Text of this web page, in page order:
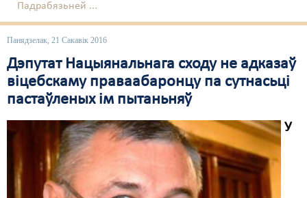
Падрабязьней ...
Панядзелак, 21 Сакавік 2016
Дэпутат Нацыянальнага сходу не адказаў
віцебскаму праваабаронцу па сутнасьці
пастаўленых ім пытаньняў
У